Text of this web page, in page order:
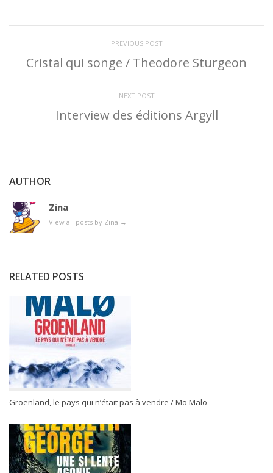
PREVIOUS POST
Cristal qui songe / Theodore Sturgeon
NEXT POST
Interview des éditions Argyll
AUTHOR
Zina
View all posts by Zina →
RELATED POSTS
Groenland, le pays qui n’était pas à vendre / Mo Malo